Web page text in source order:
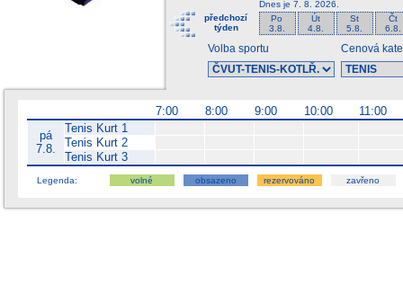
předchozí
týden
Dnes je7. 8. 2026
Po
3.8.
Út
4.8.
St
5.8.
Čt
6.8.
Volba sportu Cenová
7:00 8:00 9:00 10:00
11:00
pá
7.8.
Tenis Kurt 1
Tenis Kurt 2
Tenis Kurt 3
Legenda: volné obsazeno rezervováno zavřeno